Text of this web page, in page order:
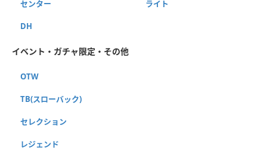
センター ライト
DH
イベント・ガチャ限定・その他
OTW
TB(スローバック)
セレクション
レジェンド